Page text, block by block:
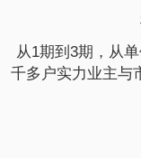
从1期到3期，从
千多户实力业主与